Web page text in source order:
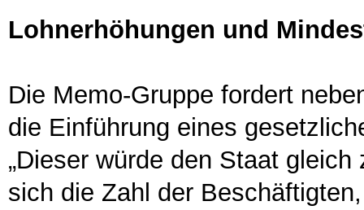
Lohnerhöhungen und
Die Memo-Gruppe fordert
die Einführung eines
„Dieser würde den Staat
sich die Zahl der